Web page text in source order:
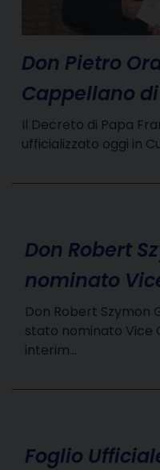
Don Pietro
Cappellano
Il Decreto di Papa
ufficializzato oggi in
Don Robert
nominato
Don Robert Szymon
stato nominato Vice
interim…
Foglio